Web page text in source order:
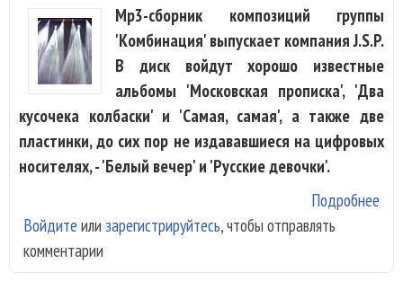
Mp3-сборник композиций группы
'Комбинация' выпускает компания J.S.P.
В диск войдут хорошо известные
альбомы 'Московская прописка', 'Два
кусочека колбаски' и 'Самая, самая', а также две
пластинки, до сих пор не издававшиеся на цифровых
носителях, - 'Белый вечер' и 'Русские девочки'.
Подробнее
Войдите или зарегистрируйтесь, чтобы отправлять
комментарии